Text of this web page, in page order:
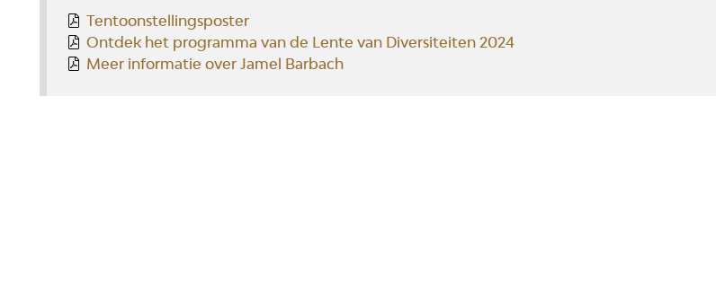
Tentoonstellingsposter
Ontdek het programma van de Lente van Diversiteiten 2024
Meer informatie over Jamel Barbach